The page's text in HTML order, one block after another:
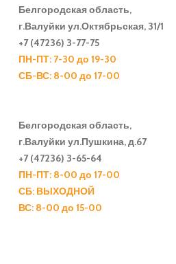
Белгородская область,
г.Валуйки ул.Октябрьская, 31/1
+7 (47236) 3-77-75
ПН-ПТ: 7-30 до 19-30
СБ-ВС: 8-00 до 17-00
Белгородская область,
г.Валуйки ул.Пушкина, д.67
+7 (47236) 3-65-64
ПН-ПТ: 8-00 до 17-00
СБ: ВЫХОДНОЙ
ВС: 8-00 до 15-00